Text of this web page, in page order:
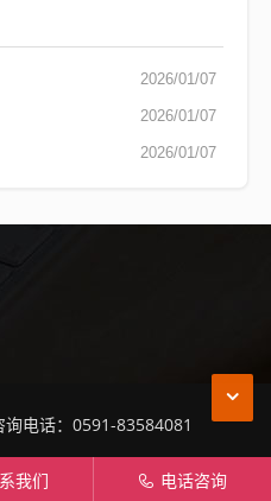
2026/01/07
2026/01/07
2026/01/07
电话：0591-83584081
我们 󦇁 电话咨询